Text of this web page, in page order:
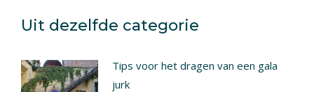
Uit dezelfde categorie
Tips voor het dragen van een gala
jurk